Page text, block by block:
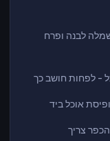
לבנה ופרח
- לפחות חושב כך
אוכל ביד
צריך